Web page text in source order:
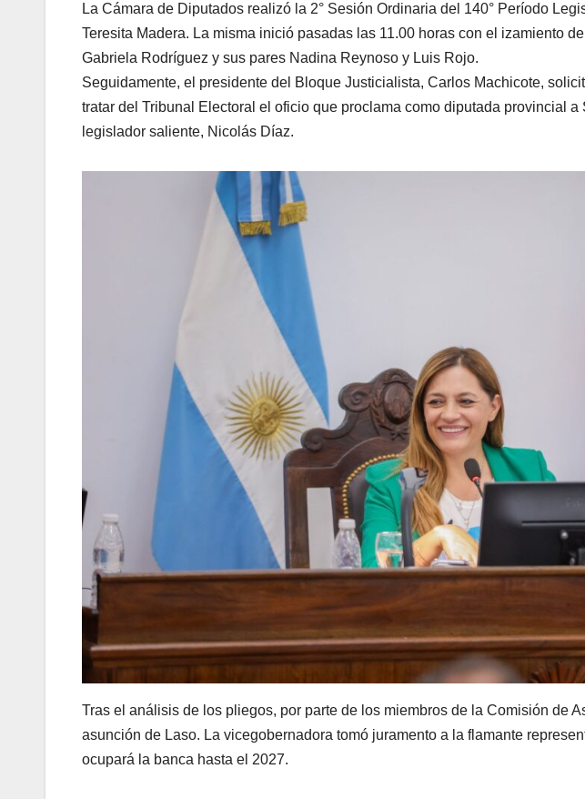
La Cámara de Diputados realizó la 2° Sesión Ordinaria del 140° Período
Teresita Madera. La misma inició pasadas las 11.00 horas con el izamiento
Gabriela Rodríguez y sus pares Nadina Reynoso y Luis Rojo.
Seguidamente, el presidente del Bloque Justicialista, Carlos Machicote,
tratar del Tribunal Electoral el oficio que proclama como diputada provincial a
legislador saliente, Nicolás Díaz.
Tras el análisis de los pliegos, por parte de los miembros de la Comisión de
asunción de Laso. La vicegobernadora tomó juramento a la flamante
ocupará la banca hasta el 2027.